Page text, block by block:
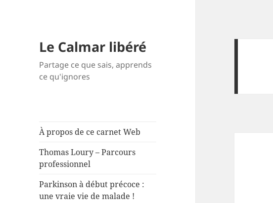
Le Calmar libéré
Partage ce que sais, apprends
ce qu'ignores
À propos de ce carnet Web
Thomas Loury – Parcours
professionnel
Parkinson à début précoce :
une vraie vie de malade !